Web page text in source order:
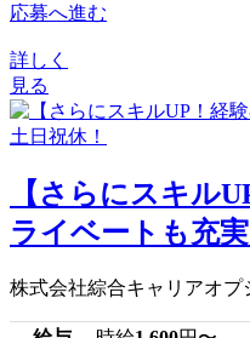
応募へ進む
詳しく
見る
【さらにスキル
ライベートも充実
株式会社綜合キャリアオプ